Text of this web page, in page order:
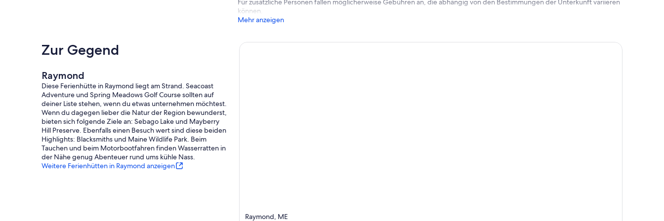
- Sie müssen Queensize-Bettwäsche für das Hauptschlafzimmer und Doppel- / Vollbett für die 4 Etagenbetten mitbringen
- Es können zusätzliche Gebühren und Steuern anfallen
- Beim Check-in ist möglicherweise ein Lichtbildausweis erforderlich
Für zusätzliche Personen fallen möglicherweise Gebühren an, die abhängig von den Bestimmungen der Unterkunft variieren
können.
Mehr anzeigen
Zur Gegend
Raymond
Diese Ferienhütte in Raymond liegt am Strand. Seacoast
Adventure und Spring Meadows Golf Course sollten auf
deiner Liste stehen, wenn du etwas unternehmen möchtest.
Wenn du dagegen lieber die Natur der Region bewunderst,
bieten sich folgende Ziele an: Sebago Lake und Mayberry
Hill Preserve. Ebenfalls einen Besuch wert sind diese beiden
Highlights: Blacksmiths und Maine Wildlife Park. Beim
Tauchen und beim Motorbootfahren finden Wasserratten in
der Nähe genug Abenteuer rund ums kühle Nass.
Weitere Ferienhütten in Raymond anzeigen
Raymond, ME